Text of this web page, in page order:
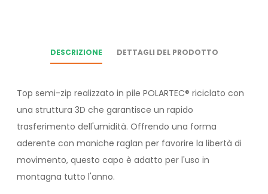
DESCRIZIONE DETTAGLI DEL PRODOTTO
Top semi-zip realizzato in pile POLARTEC® riciclato con
una struttura 3D che garantisce un rapido
trasferimento dell'umidità. Offrendo una forma
aderente con maniche raglan per favorire la libertà di
movimento, questo capo è adatto per l'uso in
montagna tutto l'anno.